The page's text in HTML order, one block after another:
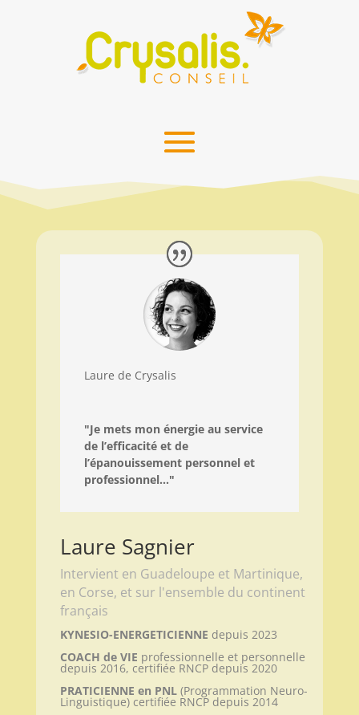
Laure de Crysalis
"Je mets mon énergie au service
de l’efficacité et de
l’épanouissement personnel et
professionnel..."
Laure Sagnier
Intervient en Guadeloupe et Martinique,
en Corse, et sur l'ensemble du continent
français
KYNESIO-ENERGETICIENNE depuis 2023
COACH de VIE professionnelle et personnelle
depuis 2016, certifiée RNCP depuis 2020
PRATICIENNE en PNL(Programmation Neuro-
Linguistique) certifiée RNCP depuis 2014